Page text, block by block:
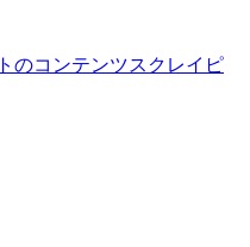
のコンテンツスクレイピ